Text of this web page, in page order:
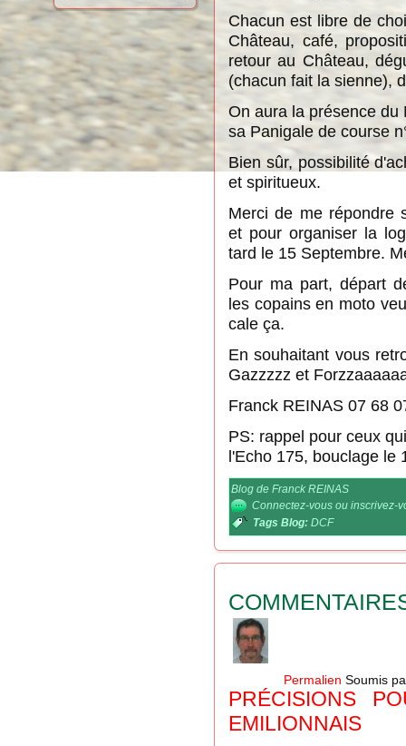
Chacun est libre de
Château, café,
retour au Château,
(chacun fait la sienne),
On aura la présence du
sa Panigale de course
Bien sûr, possibilité
et spiritueux.
Merci de me répondre
et pour organiser la
tard le 15 Septembre.
Pour ma part, départ
les copains en moto
cale ça.
En souhaitant vous
Gazzzzz et
Franck REINAS 07 68
PS: rappel pour ceux
l'Echo 175, bouclage le
Blog de Franck REINAS
Connectez-vous ou inscrivez-
Tags Blog: DCF
Permalien Soumis
PRÉCISIONS
EMILIONNAIS